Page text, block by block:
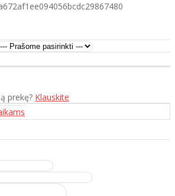
prekę? Klauskite